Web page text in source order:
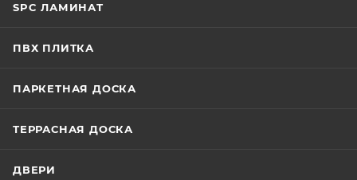
SPC ЛАМИНАТ
ПВХ ПЛИТКА
ПАРКЕТНАЯ ДОСКА
ТЕРРАСНАЯ ДОСКА
ДВЕРИ